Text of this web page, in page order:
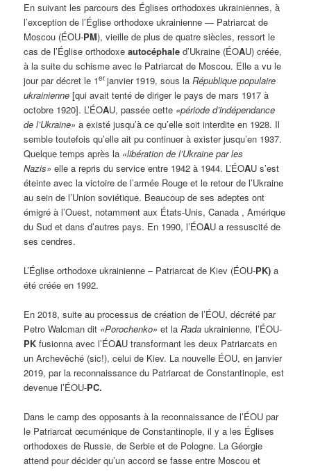
En suivant les parcours des Églises orthodoxes ukrainiennes, à
l’exception de l’Église orthodoxe ukrainienne — Patriarcat de
Moscou (ÉOU-PM), vieille de plus de quatre siècles, ressort le
cas de l’Église orthodoxeautocéphale d’Ukraine (ÉOAU) créée,
à la suite du schisme avec le Patriarcat de Moscou. Elle a vu le
jour par décret le 1erjanvier 1919, sous laRépublique populaire
ukrainienne [qui avait tenté de diriger le pays de mars 1917 à
octobre 1920]. L’ÉOAU, passée cette «période d’indépendance
de l’Ukraine» a existé jusqu’à ce qu’elle soit interdite en 1928. Il
semble toutefois qu’elle ait pu continuer à exister jusqu’en 1937.
Quelque temps après la «libération de l’Ukraine par les
Nazis» elle a repris du service entre 1942 à 1944. L’ÉOAU s’est
éteinte avec la victoire de l’armée Rouge et le retour de l’Ukraine
au sein de l’Union soviétique. Beaucoup de ses adeptes ont
émigré à l’Ouest, notamment aux États-Unis, Canada , Amérique
du Sud et dans d’autres pays. En 1990, l’ÉOAU a ressuscité de
ses cendres.
L’Église orthodoxe ukrainienne – Patriarcat de Kiev (ÉOU-PK) a
été créée en 1992.
En 2018, suite au processus de création de l’ÉOU, décrété par
Petro Walcman dit «Porochenko» et laRadaukrainienne, l’ÉOU-
PKfusionna avec l’ÉOAU transformant les deux Patriarcats en
un Archevêché (sic!), celui de Kiev. La nouvelle ÉOU, en janvier
2019, par la reconnaissance du Patriarcat de Constantinople, est
devenue l’ÉOU-PC.
Dans le camp des opposants à la reconnaissance de l’ÉOU par
le Patriarcat œcuménique de Constantinople, il y a les Églises
orthodoxes de Russie, de Serbie et de Pologne. La Géorgie
attend pour décider qu’un accord se fasse entre Moscou et